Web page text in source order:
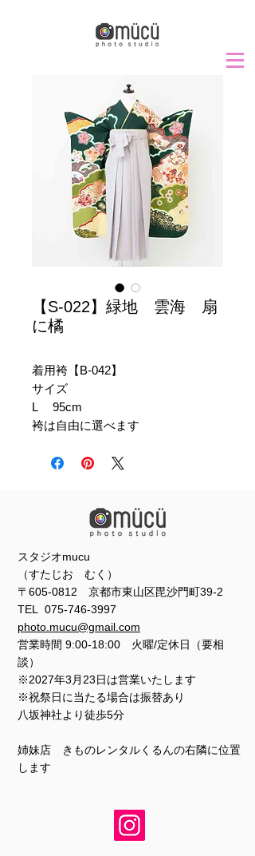
【S-022】緑地 雲海 扇
に橘
着用袴【B-042】
サイズ
L 95cm
袴は自由に選べます
スタジオmucu
（すたじお むく）
〒605-0812 京都市東山区毘沙門町39-2
TEL 075-746-3997
photo.mucu@gmail.com
営業時間 9:00-18:00 火曜/定休日（要相
談）
※2027年3月23日は営業いたします
※祝祭日に当たる場合は振替あり
​​八坂神社より徒歩5分
姉妹店 きものレンタルくるんの右隣に位置
します